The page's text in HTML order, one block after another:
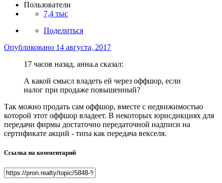
Пользователи
7,4 тыс
Поделиться
Опубликовано 14 августа, 2017
17 часов назад, анна.a сказал:
А какой смысл владеть ей через оффшор, если
налог при продаже повышенный?
Так можно продать сам оффшор, вместе с недвижимостью
которой этот оффшор владеет. В некоторых юрисдикциях для
передачи фирмы достаточно передаточной надписи на
сертификате акций - типа как передача векселя.
Ссылка на комментарий